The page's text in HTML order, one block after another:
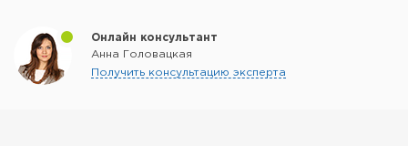
Онлайн консультант
Анна Головацкая
Получить консультацию эксперта